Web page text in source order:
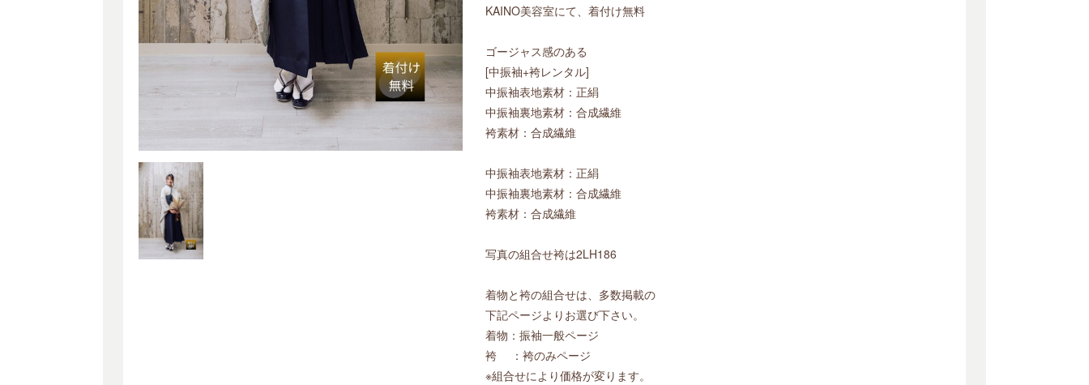
KAINO美容室にて、着付け無料
ゴージャス感のある
[中振袖+袴レンタル]
中振袖表地素材：正絹
中振袖裏地素材：合成繊維
袴素材：合成繊維
中振袖表地素材：正絹
中振袖裏地素材：合成繊維
袴素材：合成繊維
写真の組合せ袴は2LH186
着物と袴の組合せは、多数掲載の
下記ページよりお選び下さい。
着物：振袖一般ページ
袴 ：袴のみページ
※組合せにより価格が変ります。